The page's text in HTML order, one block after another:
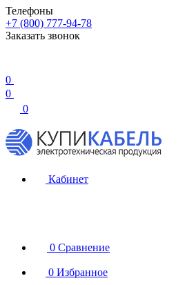
Телефоны
+7 (800) 777-94-78
Заказать звонок
0
0
0
Кабинет
0 Сравнение
0 Избранное